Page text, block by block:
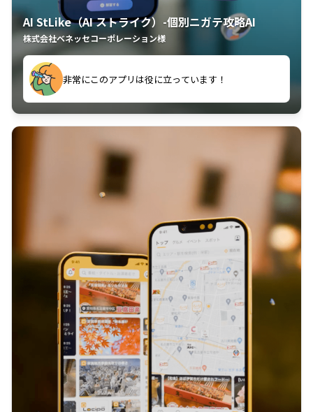
AI StLike（AI ストライク）-個別ニガテ攻略AI
株式会社ベネッセコーポレーション様
苦手な問題や分からない問題を減らしていくことがで
きてスゴい！
非常にこのアプリは役に立っています！